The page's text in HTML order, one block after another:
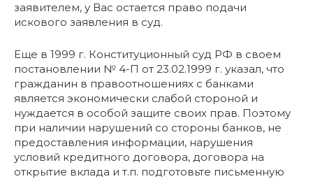
заявителем, у Вас остается право подачи
искового заявления в суд.
Еще в 1999 г. Конституционный суд РФ в своем
постановлении № 4-П от 23.02.1999 г. указал, что
гражданин в правоотношениях с банками
является экономически слабой стороной и
нуждается в особой защите своих прав. Поэтому
при наличии нарушений со стороны банков, не
предоставления информации, нарушения
условий кредитного договора, договора на
открытие вклада и т.п. подготовьте письменную